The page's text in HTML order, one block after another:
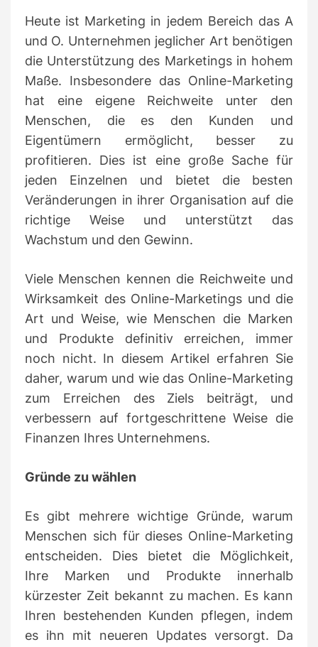
i
m
e
Heute ist Marketing in jedem Bereich das A
und O. Unternehmen jeglicher Art benötigen
die Unterstützung des Marketings in hohem
Maße. Insbesondere das Online-Marketing
hat eine eigene Reichweite unter den
Menschen, die es den Kunden und
Eigentümern ermöglicht, besser zu
profitieren. Dies ist eine große Sache für
jeden Einzelnen und bietet die besten
Veränderungen in ihrer Organisation auf die
richtige Weise und unterstützt das
Wachstum und den Gewinn.
Viele Menschen kennen die Reichweite und
Wirksamkeit des Online-Marketings und die
Art und Weise, wie Menschen die Marken
und Produkte definitiv erreichen, immer
noch nicht. In diesem Artikel erfahren Sie
daher, warum und wie das Online-Marketing
zum Erreichen des Ziels beiträgt, und
verbessern auf fortgeschrittene Weise die
Finanzen Ihres Unternehmens.
Gründe zu wählen
Es gibt mehrere wichtige Gründe, warum
Menschen sich für dieses Online-Marketing
entscheiden. Dies bietet die Möglichkeit,
Ihre Marken und Produkte innerhalb
kürzester Zeit bekannt zu machen. Es kann
Ihren bestehenden Kunden pflegen, indem
es ihn mit neueren Updates versorgt. Da